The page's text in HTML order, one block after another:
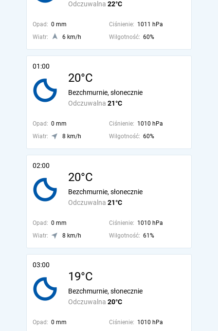
Odczuwalna 22°C
Opad: 0 mm Ciśnienie: 1011 hPa
Wiatr:
6 km/h Wilgotność: 60%
01:00
20°C
Odczuwalna 21°C
Bezchmurnie, słonecznie
Opad: 0 mm Ciśnienie: 1010 hPa
Wiatr:
8 km/h Wilgotność: 60%
02:00
20°C
Odczuwalna 21°C
Bezchmurnie, słonecznie
Opad: 0 mm Ciśnienie: 1010 hPa
Wiatr:
8 km/h Wilgotność: 61%
03:00
19°C
Odczuwalna 20°C
Bezchmurnie, słonecznie
Opad: 0 mm Ciśnienie: 1010 hPa